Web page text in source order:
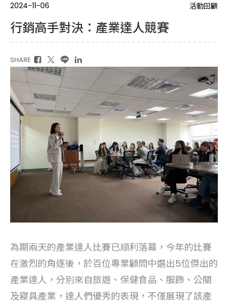
2024-11-06 活動回顧
行銷高手對決：產業達人競賽
SHARE
為期兩天的產業達人比賽已順利落幕，今年的比賽
在激烈的角逐後，於百位專業顧問中選出5位傑出的
產業達人，分別來自旅遊、保健食品、服飾、公關
及寢具產業，達人們優秀的表現，不僅展現了該產